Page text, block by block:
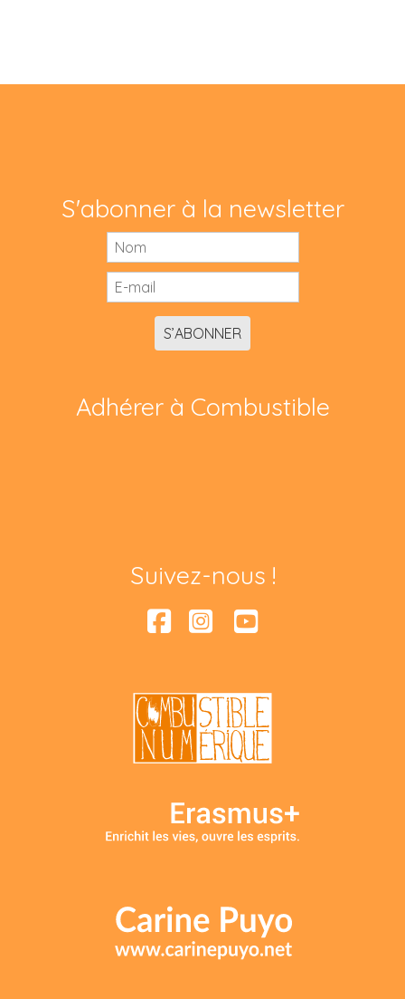
S'abonner à la newsletter
S’ABONNER
Adhérer à Combustible
Suivez-nous !